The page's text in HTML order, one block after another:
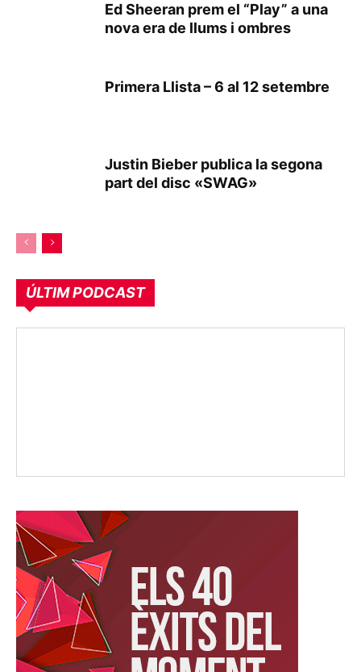
Ed Sheeran prem el “Play” a una
nova era de llums i ombres
Primera Llista – 6 al 12 setembre
Justin Bieber publica la segona
part del disc «SWAG»
ÚLTIM PODCAST